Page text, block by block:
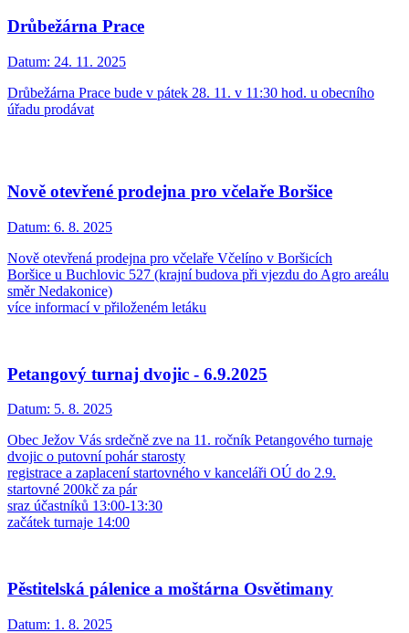
Drůbežárna Prace
Datum: 24. 11. 2025
Drůbežárna Prace bude v pátek 28. 11. v 11:30 hod. u obecního
úřadu prodávat
Nově otevřené prodejna pro včelaře Boršice
Datum: 6. 8. 2025
Nově otevřená prodejna pro včelaře Včelíno v Boršicích
Boršice u Buchlovic 527 (krajní budova při vjezdu do Agro areálu
směr Nedakonice)
více informací v přiloženém letáku
Petangový turnaj dvojic - 6.9.2025
Datum: 5. 8. 2025
Obec Ježov Vás srdečně zve na 11. ročník Petangového turnaje
dvojic o putovní pohár starosty
registrace a zaplacení startovného v kanceláři OÚ do 2.9.
startovné 200kč za pár
sraz účastníků 13:00-13:30
začátek turnaje 14:00
Pěstitelská pálenice a moštárna Osvětimany
Datum: 1. 8. 2025